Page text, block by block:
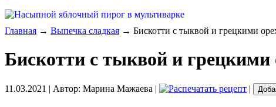
Главная → Выпечка сладкая → Бискотти с тыквой и грецкими
Бискотти с тыквой и грецкими
11.03.2021 | Автор: Марина Мажаева | |